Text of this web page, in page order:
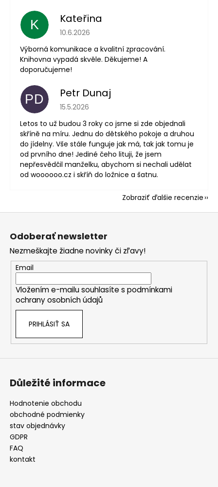
K Kateřina
Hodnotenie obchodu je 5 z 5 hviezdičiek.
10.6.2026
Výborná komunikace a kvalitní zpracování.
Knihovna vypadá skvěle. Děkujeme! A
doporučujeme!
PD Petr Dunaj
Hodnotenie obchodu je 5 z 5 hviezdičiek.
15.5.2026
Letos to už budou 3 roky co jsme si zde objednali
skříně na míru. Jednu do dětského pokoje a druhou
do jídelny. Vše stále funguje jak má, tak jak tomu je
od prvního dne! Jediné čeho lituji, že jsem
nepřesvědčil manželku, abychom si nechali udělat
od woooooo.cz i skříň do ložnice a šatnu.
Zobraziť ďalšie recenzie
Z
Odoberať newsletter
Nezmeškajte žiadne novinky či zľavy!
Email
Vložením e-mailu souhlasíte s podmínkami
ochrany osobních údajů
PRIHLÁSIŤ SA
Důležité informace
Hodnotenie obchodu
obchodné podmienky
stav objednávky
GDPR
FAQ
kontakt